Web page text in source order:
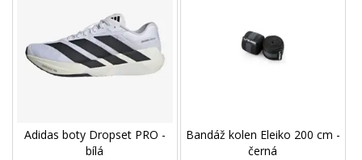
Adidas boty Dropset PRO -
bílá
Bandáž kolen Eleiko 200 cm -
černá